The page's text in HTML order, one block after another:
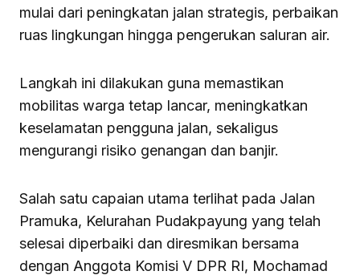
mulai dari peningkatan jalan strategis, perbaikan
ruas lingkungan hingga pengerukan saluran air.
Langkah ini dilakukan guna memastikan
mobilitas warga tetap lancar, meningkatkan
keselamatan pengguna jalan, sekaligus
mengurangi risiko genangan dan banjir.
Salah satu capaian utama terlihat pada Jalan
Pramuka, Kelurahan Pudakpayung yang telah
selesai diperbaiki dan diresmikan bersama
dengan Anggota Komisi V DPR RI, Mochamad